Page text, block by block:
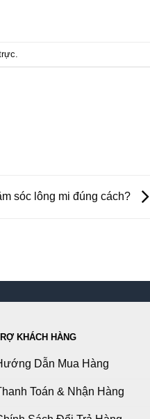
sóc lông mi đúng cách?
KHÁCH HÀNG
Dẫn Mua Hàng
Toán & Nhận Hàng